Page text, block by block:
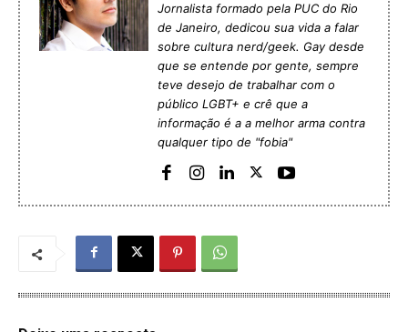
Jornalista formado pela PUC do Rio
de Janeiro, dedicou sua vida a falar
sobre cultura nerd/geek. Gay desde
que se entende por gente, sempre
teve desejo de trabalhar com o
público LGBT+ e crê que a
informação é a a melhor arma contra
qualquer tipo de "fobia"